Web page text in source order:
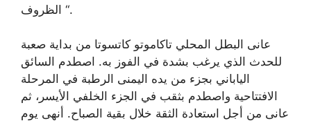
الظروف “.
عانى البطل المحلي تاكاموتو كاتسوتا من بداية صعبة
للحدث الذي يرغب بشدة في الفوز به. اصطدم السائق
الياباني بجزء من يده اليمنى الرطبة في المرحلة
الافتتاحية واصطدم بثقب في الجزء الخلفي الأيسر، ثم
عانى من أجل استعادة الثقة خلال بقية الصباح. أنهى يوم